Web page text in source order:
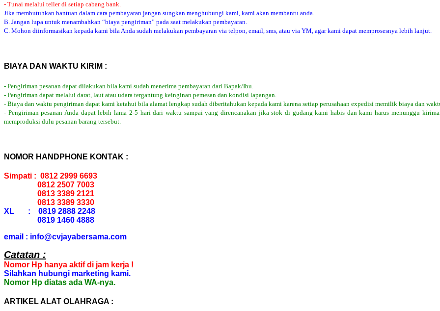
- Tunai melalui teller di setiap cabang bank.
Jika membutuhkan bantuan dalam cara pembayaran jangan sungkan menghubungi kami, kami akan membantu anda.
B. Jangan lupa untuk menambahkan “biaya pengiriman” pada saat melakukan pembayaran.
C. Mohon diinformasikan kepada kami bila Anda sudah melakukan pembayaran via telpon, email, sms, atau via YM, agar kami dapat memprosesnya lebih lanjut.
BIAYA DAN WAKTU KIRIM :
- Pengiriman pesanan dapat dilakukan bila kami sudah menerima pembayaran dari Bapak/Ibu.
- Pengiriman dapat melalui darat, laut atau udara tergantung keinginan pemesan dan kondisi lapangan.
- Biaya dan waktu pengiriman dapat kami ketahui bila alamat lengkap sudah diberitahukan kepada kami karena setiap perusahaan expedisi memilik biaya dan
- Pengiriman pesanan Anda dapat lebih lama 2-5 hari dari waktu sampai yang direncanakan jika stok di gudang kami habis dan kami harus menunggu
memproduksi dulu pesanan barang tersebut.
NOMOR HANDPHONE KONTAK :
Simpati : 0812 2999 6693
0812 2507 7003
0813 3389 2121
0813 3389 3330
XL : 0819 2888 2248
0819 1460 4888
email : info@cvjayabersama.com
Catatan :
Nomor Hp hanya aktif di jam kerja !
Silahkan hubungi marketing kami.
Nomor Hp diatas ada WA-nya.
ARTIKEL ALAT OLAHRAGA :